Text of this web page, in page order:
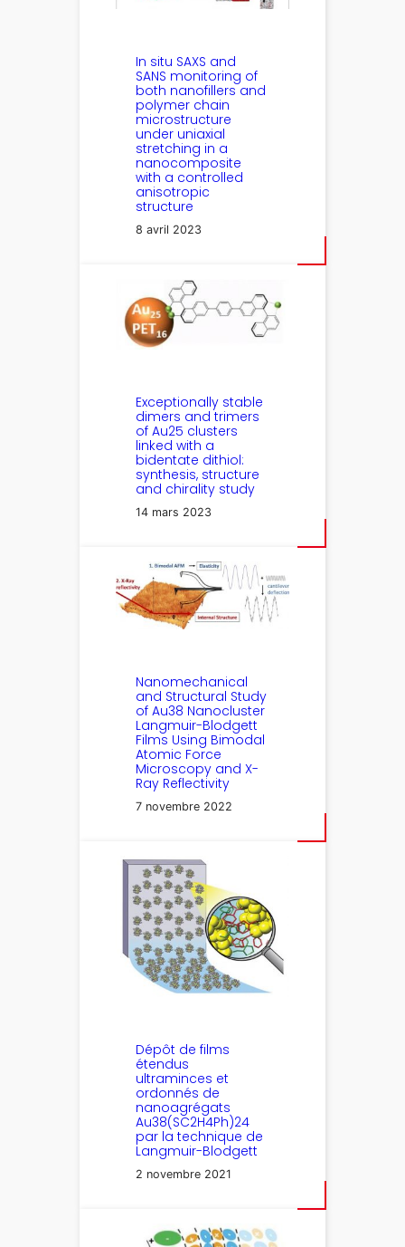
In situ SAXS and
SANS monitoring of
both nanofillers and
polymer chain
microstructure
under uniaxial
stretching in a
nanocomposite
with a controlled
anisotropic
structure
8 avril 2023
Exceptionally stable
dimers and trimers
of Au25 clusters
linked with a
bidentate dithiol:
synthesis, structure
and chirality study
14 mars 2023
Nanomechanical
and Structural Study
of Au38 Nanocluster
Langmuir-Blodgett
Films Using Bimodal
Atomic Force
Microscopy and X-
Ray Reflectivity
7 novembre 2022
Dépôt de films
étendus
ultraminces et
ordonnés de
nanoagrégats
Au38(SC2H4Ph)24
par la technique de
Langmuir-Blodgett
2 novembre 2021